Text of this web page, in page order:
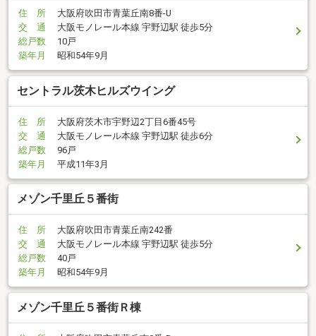
住 所
大阪府吹田市青葉丘南8番-U
交 通
大阪モノレール本線 宇野辺駅 徒歩5分
総戸数
10戸
築年月
昭和54年9月
セントラル茨木ヒルズウイング
住 所
大阪府茨木市宇野辺2丁目6番45号
交 通
大阪モノレール本線 宇野辺駅 徒歩6分
総戸数
96戸
築年月
平成11年3月
メゾン千里丘５番街
住 所
大阪府吹田市青葉丘南242番
交 通
大阪モノレール本線 宇野辺駅 徒歩5分
総戸数
40戸
築年月
昭和54年9月
メゾン千里丘５番街Ｒ棟